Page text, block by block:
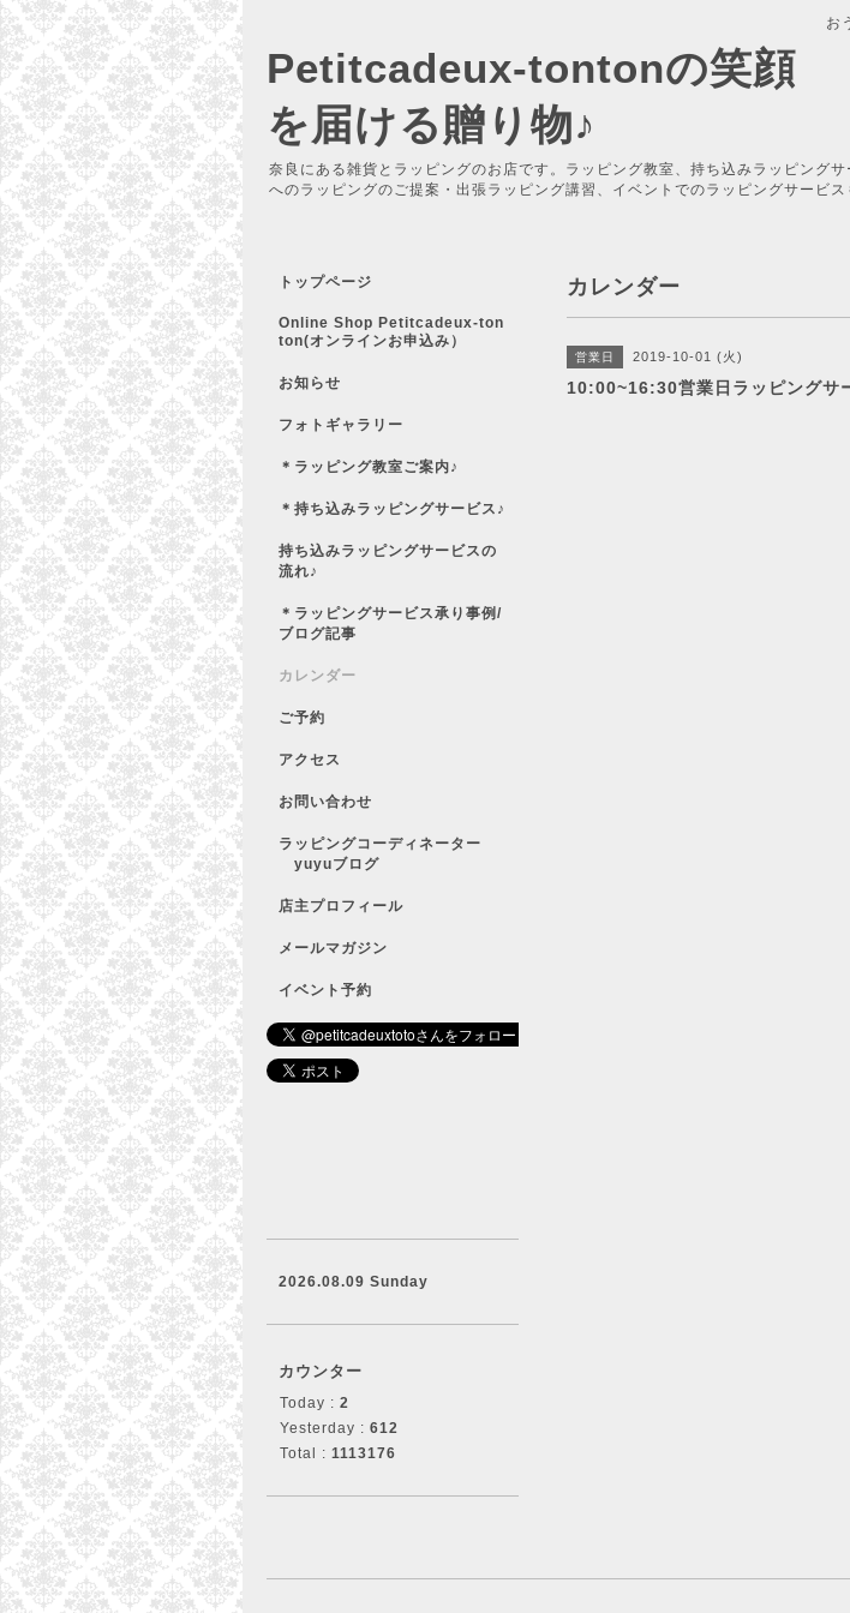
お
Petitcadeux-tontonの笑顔
を届ける贈り物♪
奈良にある雑貨とラッピングのお店です。ラッピング教室、持ち込みラッピング
へのラッピングのご提案・出張ラッピング講習、イベントでのラッピングサービス
カレンダー
営業日 2019-10-01 (火)
10:00~16:30営業日ラッピングサ
トップページ
Online Shop Petitcadeux-ton
ton(オンラインお申込み）
お知らせ
フォトギャラリー
＊ラッピング教室ご案内♪
＊持ち込みラッピングサービス♪
持ち込みラッピングサービスの
流れ♪
＊ラッピングサービス承り事例/
ブログ記事
カレンダー
ご予約
アクセス
お問い合わせ
ラッピングコーディネーター
yuyuブログ
店主プロフィール
メールマガジン
イベント予約
2026.08.09 Sunday
カウンター
Today : 2
Yesterday : 612
Total : 1113176